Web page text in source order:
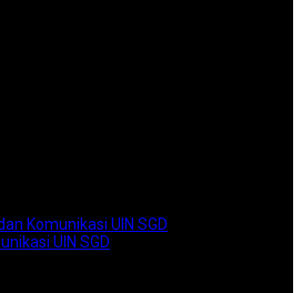
Komunikasi UIN SGD
UIN SGD